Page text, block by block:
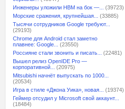
Инженеры уложили HBM на бок —...
(39723)
Морские сражения, крупнейшая...
(33885)
Тысячи сотрудников Google требуют...
(29193)
Chrome для Android стал заметно
плавнее: Google...
(23550)
Россияне стали звонить и писать...
(22481)
Вышел релиз OpenIDE Pro —
корпоративной...
(20975)
Mitsubishi начнёт выпускать по 1000...
(20534)
Игра в стиле «Джона Уика», новая...
(19374)
Геймер отсудил у Microsoft свой аккаунт...
(18484)